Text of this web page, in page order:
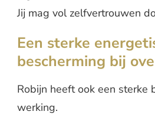
Jij mag vol zelfvertrouwen
Een sterke
bescherming bij
Robijn heeft ook een sterke
werking.